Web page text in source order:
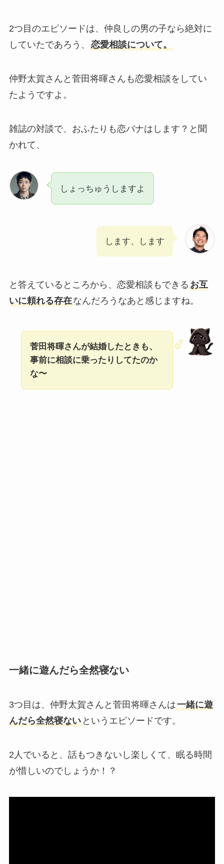
2つ目のエピソードは、仲良しの男の子なら絶対に
していたであろう、
恋愛相談について。
仲野太賀さんと菅田将暉さんも恋愛相談をしてい
たようですよ。
雑誌の対談で、おふたりも恋バナはします？と聞
かれて、
しょっちゅうしますよ
します、します
と答えているところから、恋愛相談もできる お互
いに頼れる存在なんだろうなあと感じますね。
菅田将暉さんが結婚したときも、
事前に相談に乗ったりしてたのか
な〜
一緒に遊んだら全然寝ない
3つ目は、仲野太賀さんと菅田将暉さんは一緒に遊
んだら全然寝ない というエピソードです。
2人でいると、話もつきないし楽しくて、眠る時間
が惜しいのでしょうか！？